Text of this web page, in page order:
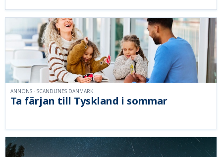
Ta färjan till Tyskland i sommar
ANNONS - SCANDLINES DANMARK